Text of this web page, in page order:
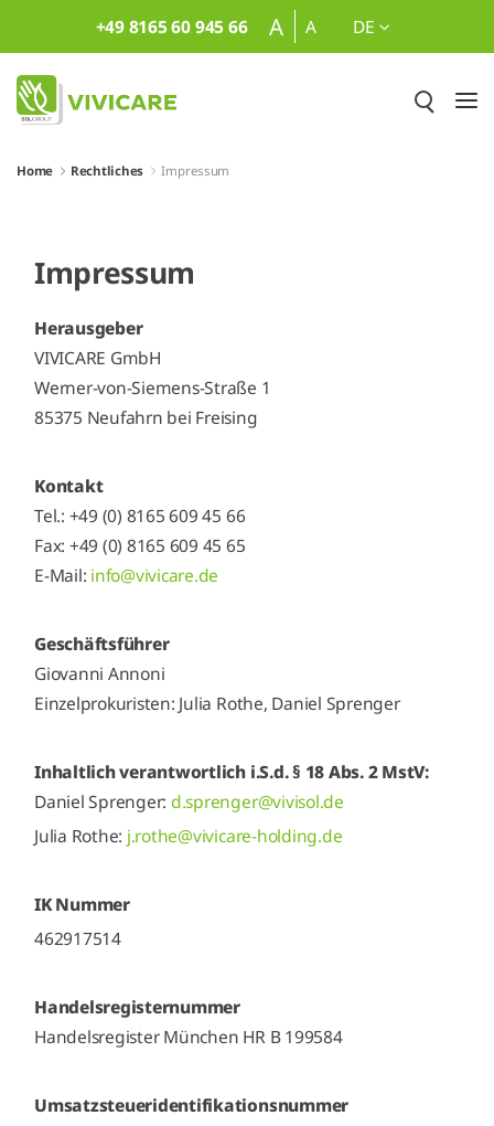
Zum Hauptinhalt springen
+49 8165 60 945 66 A A DE
Home Rechtliches Impressum
Impressum
Herausgeber
VIVICARE GmbH
Werner-von-Siemens-Straße 1
85375 Neufahrn bei Freising
Kontakt
Tel.: +49 (0) 8165 609 45 66
Fax: +49 (0) 8165 609 45 65
E-Mail: info@vivicare.de
Geschäftsführer
Giovanni Annoni
Einzelprokuristen: Julia Rothe, Daniel Sprenger
Inhaltlich verantwortlich i.S.d. § 18 Abs. 2 MstV:
Daniel Sprenger: d.sprenger@vivisol.de
Julia Rothe: j.rothe@vivicare-holding.de
IK Nummer
462917514
Handelsregisternummer
Handelsregister München HR B 199584
Umsatzsteueridentifikationsnummer